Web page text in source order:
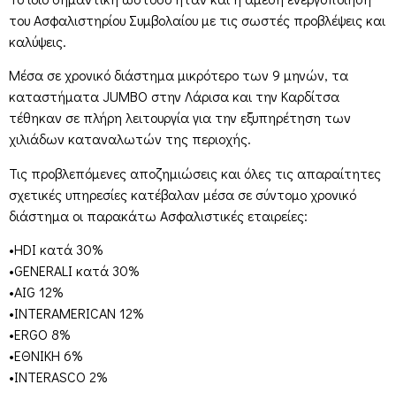
του Ασφαλιστηρίου Συμβολαίου με τις σωστές προβλέψεις και
καλύψεις.
Μέσα σε χρονικό διάστημα μικρότερο των 9 μηνών, τα
καταστήματα JUMBO στην Λάρισα και την Καρδίτσα
τέθηκαν σε πλήρη λειτουργία για την εξυπηρέτηση των
χιλιάδων καταναλωτών της περιοχής.
Τις προβλεπόμενες αποζημιώσεις και όλες τις απαραίτητες
σχετικές υπηρεσίες κατέβαλαν μέσα σε σύντομο χρονικό
διάστημα οι παρακάτω Ασφαλιστικές εταιρείες:
•HDI κατά 30%
•GENERALI κατά 30%
•AIG 12%
•INTERAMERICAN 12%
•ERGO 8%
•ΕΘΝΙΚΗ 6%
•INTERASCO 2%